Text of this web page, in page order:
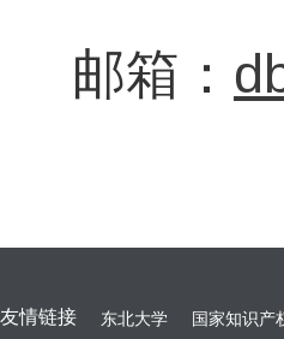
邮箱：
友情链接 东北大学 国家知识产